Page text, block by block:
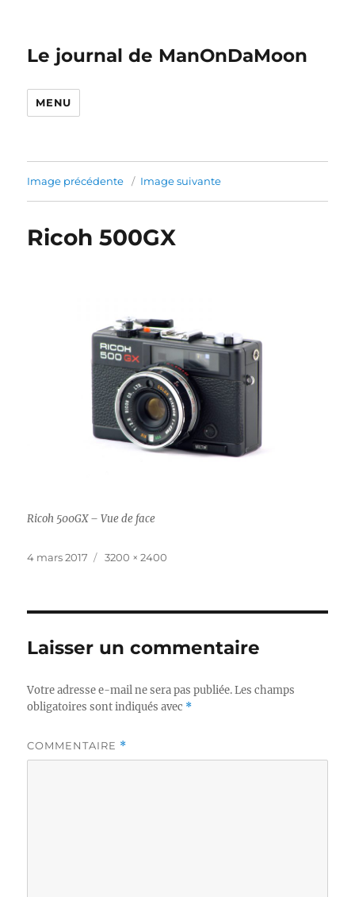
Le journal de ManOnDaMoon
MENU
Image précédente Image suivante
Ricoh 500GX
Ricoh 500GX – Vue de face
Publié
4 mars 2017
Taille
3200 × 2400
Laisser un commentaire
Votre adresse e-mail ne sera pas publiée. Les champs
obligatoires sont indiqués avec *
COMMENTAIRE *